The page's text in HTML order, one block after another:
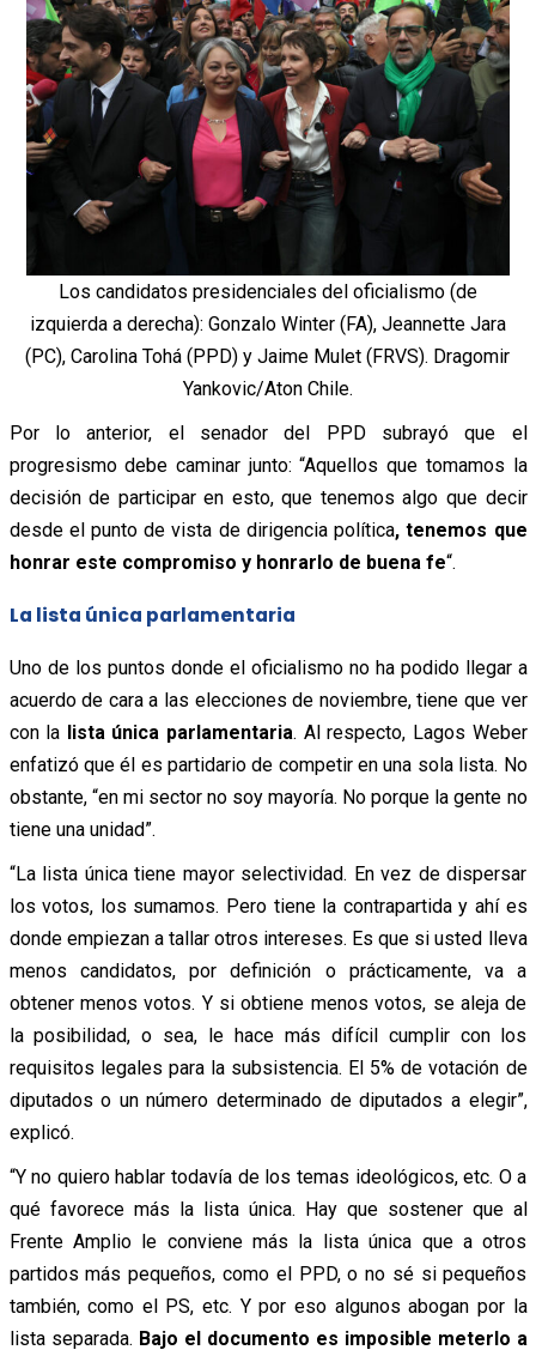
Los candidatos presidenciales del oficialismo (de
izquierda a derecha): Gonzalo Winter (FA), Jeannette Jara
(PC), Carolina Tohá (PPD) y Jaime Mulet (FRVS). Dragomir
Yankovic/Aton Chile.
Por lo anterior, el senador del PPD subrayó que el
progresismo debe caminar junto: “Aquellos que tomamos la
decisión de participar en esto, que tenemos algo que decir
desde el punto de vista de dirigencia política, tenemos que
honrar este compromiso y honrarlo de buena fe“.
La lista única parlamentaria
Uno de los puntos donde el oficialismo no ha podido llegar a
acuerdo de cara a las elecciones de noviembre, tiene que ver
con la lista única parlamentaria. Al respecto, Lagos Weber
enfatizó que él es partidario de competir en una sola lista. No
obstante, “en mi sector no soy mayoría. No porque la gente no
tiene una unidad”.
“La lista única tiene mayor selectividad. En vez de dispersar
los votos, los sumamos. Pero tiene la contrapartida y ahí es
donde empiezan a tallar otros intereses. Es que si usted lleva
menos candidatos, por definición o prácticamente, va a
obtener menos votos. Y si obtiene menos votos, se aleja de
la posibilidad, o sea, le hace más difícil cumplir con los
requisitos legales para la subsistencia. El 5% de votación de
diputados o un número determinado de diputados a elegir”,
explicó.
“Y no quiero hablar todavía de los temas ideológicos, etc. O a
qué favorece más la lista única. Hay que sostener que al
Frente Amplio le conviene más la lista única que a otros
partidos más pequeños, como el PPD, o no sé si pequeños
también, como el PS, etc. Y por eso algunos abogan por la
lista separada. Bajo el documento es imposible meterlo a